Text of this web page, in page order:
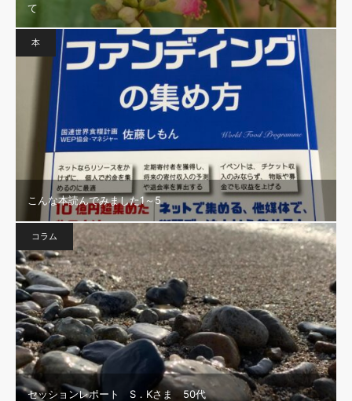
て
本
こんな本読んでみました1～5
コラム
セッションレポート S．Kさま 50代